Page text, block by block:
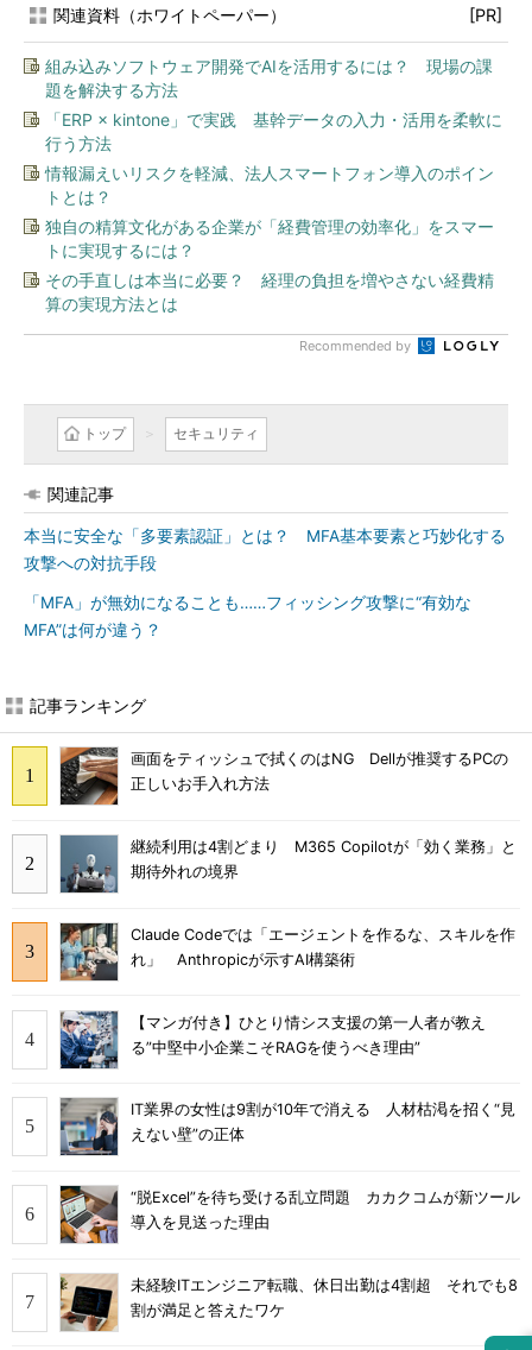
関連資料（ホワイトペーパー） [PR]
組み込みソフトウェア開発でAIを活用するには？ 現場の課
題を解決する方法
「ERP × kintone」で実践 基幹データの入力・活用を柔軟に
行う方法
情報漏えいリスクを軽減、法人スマートフォン導入のポイン
トとは？
独自の精算文化がある企業が「経費管理の効率化」をスマー
トに実現するには？
その手直しは本当に必要？ 経理の負担を増やさない経費精
算の実現方法とは
Recommended by
トップ セキュリティ
関連記事
本当に安全な「多要素認証」とは？ MFA基本要素と巧妙化する
攻撃への対抗手段
「MFA」が無効になることも……フィッシング攻撃に“有効な
MFA”は何が違う？
記事ランキング
画面をティッシュで拭くのはNG Dellが推奨するPCの
正しいお手入れ方法
継続利用は4割どまり M365 Copilotが「効く業務」と
期待外れの境界
Claude Codeでは「エージェントを作るな、スキルを作
れ」 Anthropicが示すAI構築術
【マンガ付き】ひとり情シス支援の第一人者が教え
る”中堅中小企業こそRAGを使うべき理由”
IT業界の女性は9割が10年で消える 人材枯渇を招く“見
えない壁”の正体
“脱Excel”を待ち受ける乱立問題 カカクコムが新ツール
導入を見送った理由
未経験ITエンジニア転職、休日出勤は4割超 それでも8
割が満足と答えたワケ